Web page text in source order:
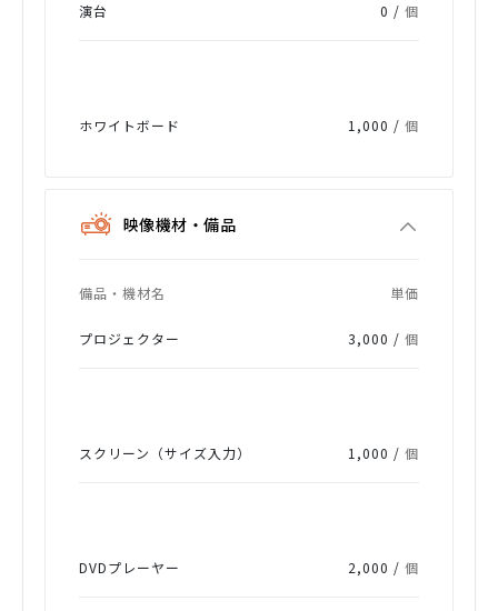
演台 0 /個
ホワイトボード 1,000 /個
映像機材・備品
備品・機材名 単価
プロジェクター 3,000 /個
スクリーン（サイズ入力） 1,000 /個
DVDプレーヤー 2,000 /個